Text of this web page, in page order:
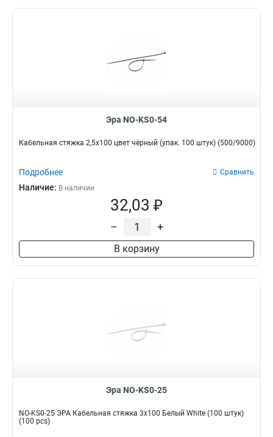
Эра NO-KS0-54
Кабельная стяжка 2,5х100 цвет чёрный (упак. 100 штук) (500/9000)
Подробнее Сравнить
Наличие: В наличии
32,03 ₽
– +
В корзину
Эра NO-KS0-25
NO-KS0-25 ЭРА Кабельная стяжка 3х100 Белый White (100 штук)
(100 pcs)